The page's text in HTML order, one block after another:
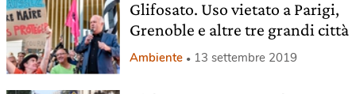
Glifosato. Uso vietato a Parigi,
Grenoble e altre tre grandi città
Ambiente 13 settembre 2019